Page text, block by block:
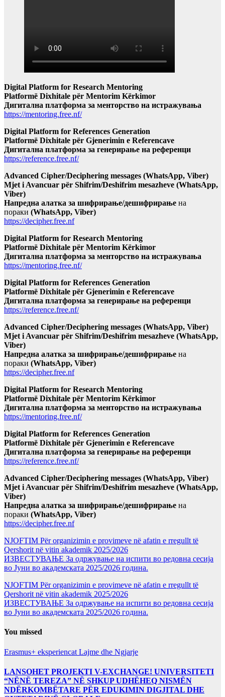
Digital Platform for Research Mentoring
Platformë Dixhitale për Mentorim Kërkimor
Дигитална платформа за менторство на истражувања
https://mentoring.free.nf/
Digital Platform for References Generation
Platformë Dixhitale për Gjenerimin e Referencave
Дигитална платформа за генерирање на референци
https://reference.free.nf/
Advanced Cipher/Deciphering messages (WhatsApp, Viber)
Mjet i Avancuar për Shifrim/Deshifrim mesazheve (WhatsApp,
Viber)
Напредна алатка за шифрирање/дешифрирање на
пораки (WhatsApp, Viber)
https://decipher.free.nf
Digital Platform for Research Mentoring
Platformë Dixhitale për Mentorim Kërkimor
Дигитална платформа за менторство на истражувања
https://mentoring.free.nf/
Digital Platform for References Generation
Platformë Dixhitale për Gjenerimin e Referencave
Дигитална платформа за генерирање на референци
https://reference.free.nf/
Advanced Cipher/Deciphering messages (WhatsApp, Viber)
Mjet i Avancuar për Shifrim/Deshifrim mesazheve (WhatsApp,
Viber)
Напредна алатка за шифрирање/дешифрирање на
пораки (WhatsApp, Viber)
https://decipher.free.nf
Digital Platform for Research Mentoring
Platformë Dixhitale për Mentorim Kërkimor
Дигитална платформа за менторство на истражувања
https://mentoring.free.nf/
Digital Platform for References Generation
Platformë Dixhitale për Gjenerimin e Referencave
Дигитална платформа за генерирање на референци
https://reference.free.nf/
Advanced Cipher/Deciphering messages (WhatsApp, Viber)
Mjet i Avancuar për Shifrim/Deshifrim mesazheve (WhatsApp,
Viber)
Напредна алатка за шифрирање/дешифрирање на
пораки (WhatsApp, Viber)
https://decipher.free.nf
NJOFTIM Për organizimin e provimeve në afatin e rregullt të
Qershorit në vitin akademik 2025/2026
ИЗВЕСТУВАЊЕ За одржување на испити во редовна сесија
во Јуни во академската 2025/2026 година.
NJOFTIM Për organizimin e provimeve në afatin e rregullt të
Qershorit në vitin akademik 2025/2026
ИЗВЕСТУВАЊЕ За одржување на испити во редовна сесија
во Јуни во академската 2025/2026 година.
You missed
Erasmus+ eksperiencat Lajme dhe Ngjarje
LANSOHET PROJEKTI V-EXCHANGE! UNIVERSITETI
“NËNË TEREZA” NË SHKUP UDHËHEQ NISMËN
NDËRKOMBËTARE PËR EDUKIMIN DIGJITAL DHE